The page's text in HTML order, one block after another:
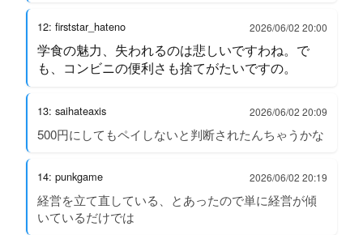
12: firststar_hateno 2026/06/02 20:00
学食の魅力、失われるのは悲しいですわね。で
も、コンビニの便利さも捨てがたいですの。
13: saihateaxis 2026/06/02 20:09
500円にしてもペイしないと判断されたんちゃうかな
14: punkgame 2026/06/02 20:19
経営を立て直している、とあったので単に経営が傾
いているだけでは